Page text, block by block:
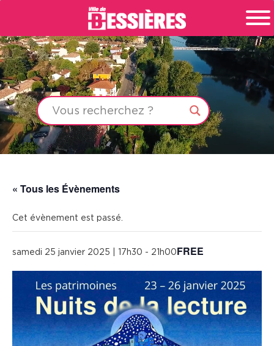
« Tous les Évènements
Cet évènement est passé.
samedi 25 janvier 2025 | 17h30 - 21h00FREE